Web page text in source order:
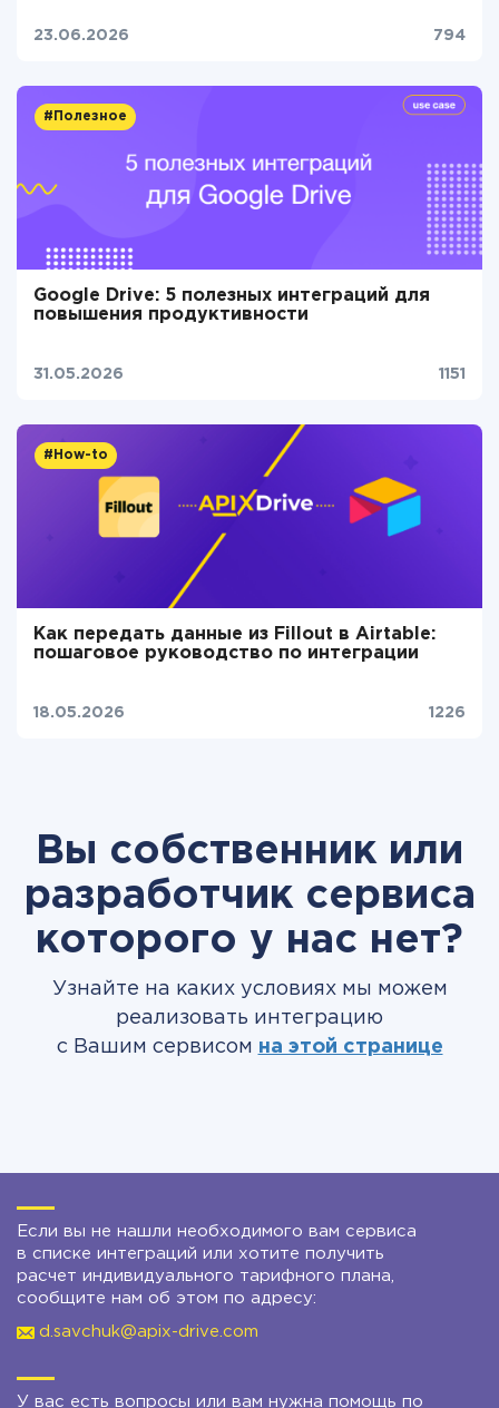
23.06.2026 794
#Полезное
Google Drive: 5 полезных интеграций для
повышения продуктивности
31.05.2026 1151
#How-to
Как передать данные из Fillout в Airtable:
пошаговое руководство по интеграции
18.05.2026 1226
Вы собственник или
разработчик сервиса
которого у нас нет?
Узнайте на каких условиях мы можем
реализовать интеграцию
с Вашим сервисом на этой странице
Если вы не нашли необходимого вам сервиса
в списке интеграций или хотите получить
расчет индивидуального тарифного плана,
сообщите нам об этом по адресу:
d.savchuk@apix-drive.com
У вас есть вопросы или вам нужна помощь по